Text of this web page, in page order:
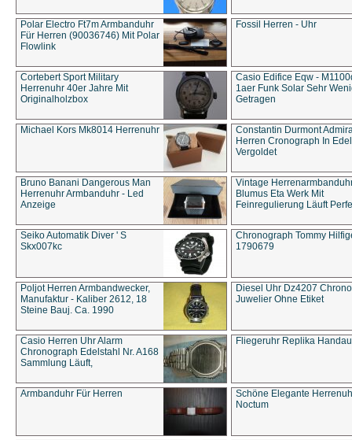
Polar Electro Ft7m Armbanduhr
Für Herren (90036746) Mit Polar
Flowlink
Fossil Herren - Uhr
Cortebert Sport Military
Herrenuhr 40er Jahre Mit
Originalholzbox
Casio Edifice Eqw -
1aer Funk Solar Sehr
Getragen
Michael Kors Mk8014 Herrenuhr
Constantin Durmont
Herren Cronograph In
Vergoldet
Bruno Banani Dangerous Man
Herrenuhr Armbanduhr - Led
Anzeige
Vintage
Blumus Eta Werk Mit
Feinregulierung Läuft
Seiko Automatik Diver ' S
Skx007kc
Chronograph Tommy
1790679
Poljot Herren Armbandwecker,
Manufaktur - Kaliber 2612, 18
Steine Bauj. Ca. 1990
Diesel Uhr Dz4207
Juwelier Ohne Etiket
Casio Herren Uhr Alarm
Chronograph Edelstahl Nr. A168
Sammlung Läuft,
Fliegeruhr Replika
Armbanduhr Für Herren
Schöne Elegante
Noctum